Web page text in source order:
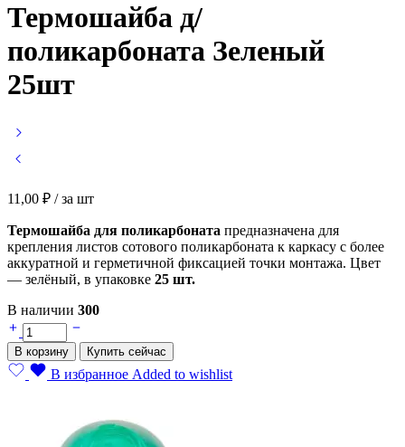
Термошайба д/
поликарбоната Зеленый
25шт
11,00 ₽ / за шт
Термошайба для поликарбоната предназначена для
крепления листов сотового поликарбоната к каркасу с более
аккуратной и герметичной фиксацией точки монтажа. Цвет
— зелёный, в упаковке 25 шт.
В наличии 300
Термошайба
д/
поликарбоната
Зеленый
В корзину Купить сейчас
В избранное Added to wishlist